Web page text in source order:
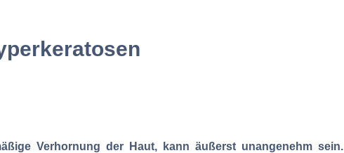
Verhornung der Haut, kann äußerst unangenehm